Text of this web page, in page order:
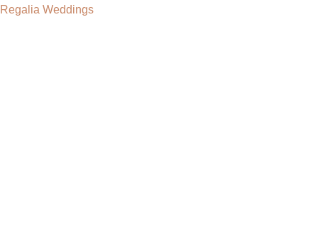
Regalia Weddings